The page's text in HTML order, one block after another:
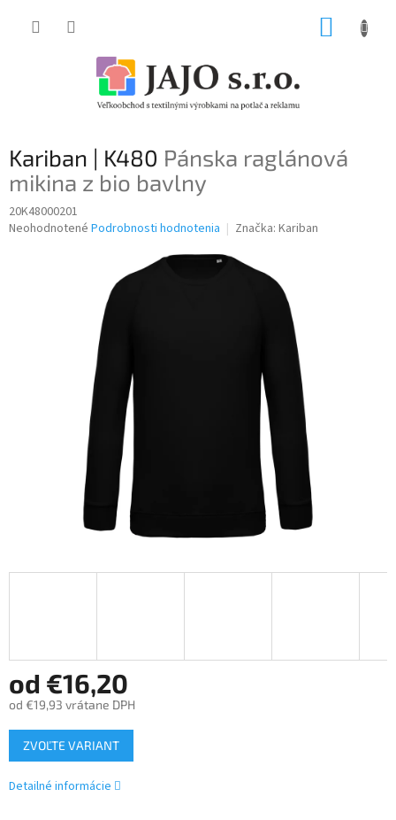
Kariban | K480 Pánska raglánová
mikina z bio bavlny
20K48000201
Priemerné
Neohodnotené Podrobnosti hodnotenia Značka: Kariban
od €16,20
od €19,93 vrátane DPH
Jednotková
cena:
ZVOĽTE VARIANT
Detailné informácie